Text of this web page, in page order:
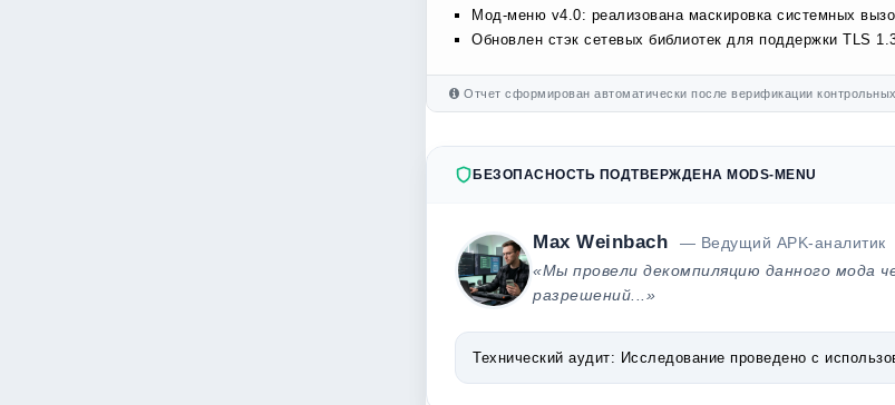
Мод-меню v4.0: реализована маскировка системных
Обновлен стэк сетевых библиотек для поддержки TLS
Отчет сформирован автоматически после верификации
БЕЗОПАСНОСТЬ ПОДТВЕРЖДЕНА MODS-MENU
Max Weinbach
— Ведущий APK-аналитик
«Мы провели декомпиляцию данного мода
разрешений...»
Технический аудит: Исследование проведено с